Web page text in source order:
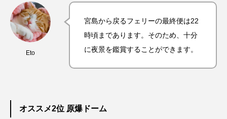
Eto
宮島から戻るフェリーの最終便は22
時頃まであります。そのため、十分
に夜景を鑑賞することができます。
オススメ2位 原爆ドーム